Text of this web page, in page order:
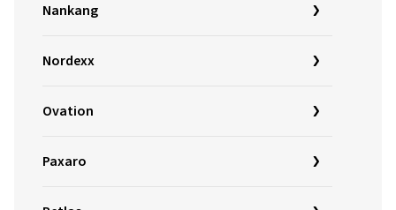
Nankang
Nordexx
Ovation
Paxaro